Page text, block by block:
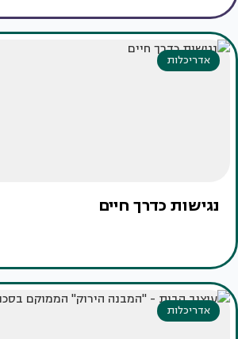
אדריכלות
נגישות כדרך חיים
אדריכלות